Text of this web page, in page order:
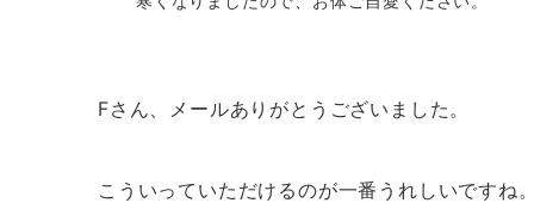
Fさん、メールありがとうございました。
こういっていただけるのが一番うれしいですね